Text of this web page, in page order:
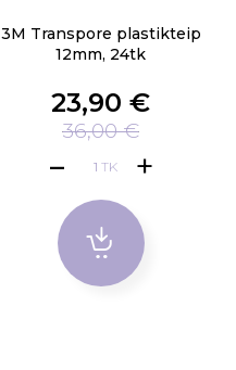
3M Transpore plastikteip
12mm, 24tk
23,90 €
36,00 €
TK